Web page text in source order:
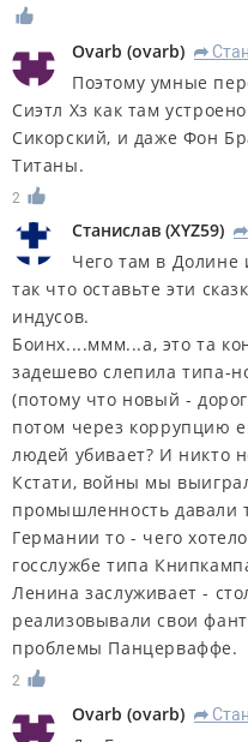
Ovarb (ovarb) R
Поэтому умные
Сиэтл Хз как там
Сикорский, и даже Фон
Титаны.
2
Станислав (XYZ59) R
Чего там в Долине
так что оставьте эти
индусов.
Боинх....ммм...а, это та
задешево слепила типа-
(потому что новый -
потом через коррупцию
людей убивает? И никто
Кстати, войны мы
промышленность давали
Германии то - чего
госслужбе типа
Ленина заслуживает -
реализовывали свои
проблемы Панцерваффе.
2
Ovarb (ovarb) R